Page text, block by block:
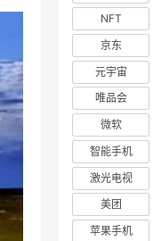
NFT
京东
元宇宙
唯品会
微软
智能手机
激光电视
美团
苹果手机